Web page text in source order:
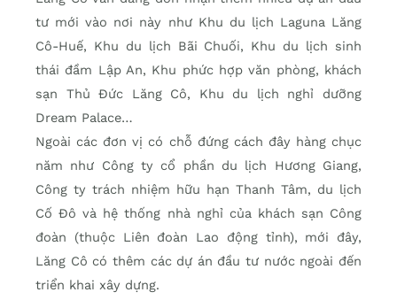
tư mới vào nơi này như Khu du lịch Laguna Lăng
Cô-Huế, Khu du lịch Bãi Chuối, Khu du lịch sinh
thái đầm Lập An, Khu phức hợp văn phòng, khách
sạn Thủ Đức Lăng Cô, Khu du lịch nghỉ dưỡng
Dream Palace…
Ngoài các đơn vị có chỗ đứng cách đây hàng chục
năm như Công ty cổ phần du lịch Hương Giang,
Công ty trách nhiệm hữu hạn Thanh Tâm, du lịch
Cố Đô và hệ thống nhà nghỉ của khách sạn Công
đoàn (thuộc Liên đoàn Lao động tỉnh), mới đây,
Lăng Cô có thêm các dự án đầu tư nước ngoài đến
triển khai xây dựng.